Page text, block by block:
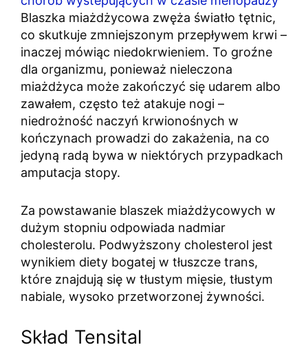
Blaszka miażdżycowa zwęża światło tętnic,
co skutkuje zmniejszonym przepływem krwi –
inaczej mówiąc niedokrwieniem. To groźne
dla organizmu, ponieważ nieleczona
miażdżyca może zakończyć się udarem albo
zawałem, często też atakuje nogi –
niedrożność naczyń krwionośnych w
kończynach prowadzi do zakażenia, na co
jedyną radą bywa w niektórych przypadkach
amputacja stopy.
Za powstawanie blaszek miażdżycowych w
dużym stopniu odpowiada nadmiar
cholesterolu. Podwyższony cholesterol jest
wynikiem diety bogatej w tłuszcze trans,
które znajdują się w tłustym mięsie, tłustym
nabiale, wysoko przetworzonej żywności.
Skład Tensital